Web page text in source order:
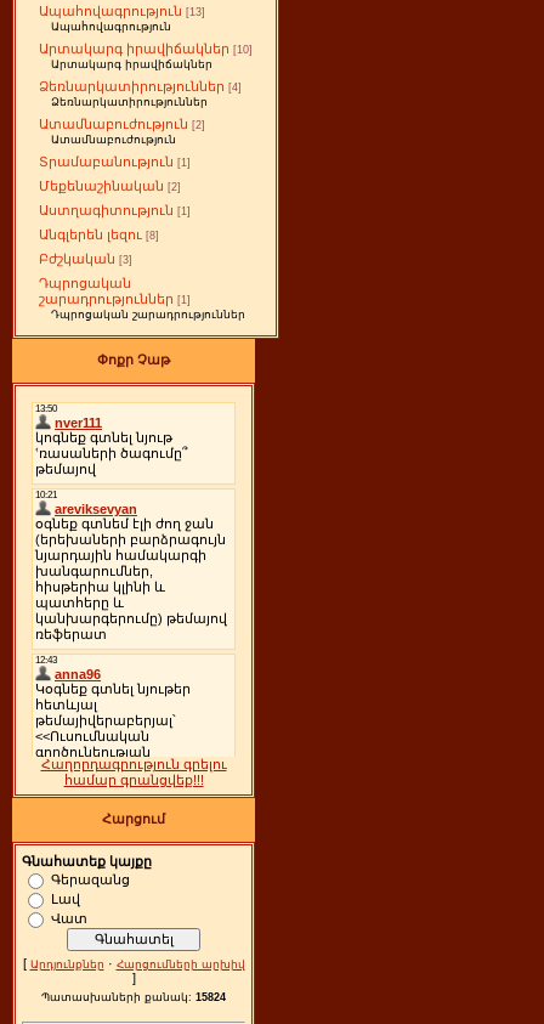
Ապահովագրություն [13]
Ապահովագրություն
Արտակարգ իրավիճակներ [10]
Արտակարգ իրավիճակներ
Ձեռնարկատիրություններ [4]
Ձեռնարկատիրություններ
Ատամնաբուժություն [2]
Ատամնաբուժություն
Տրամաբանություն [1]
Մեքենաշինական [2]
Աստղագիտություն [1]
Անգլերեն լեզու [8]
Բժշկական [3]
Դպրոցական
շարադրություններ [1]
Դպրոցական շարադրություններ
Փոքր Չաթ
Հաղորդագրություն գրելու
համար գրանցվեք!!!
Հարցում
Գնահատեք կայքը
Գերազանց
Լավ
Վատ
[ Արդյունքներ · Հարցումների արխիվ
]
Պատասխաների քանակ: 15824